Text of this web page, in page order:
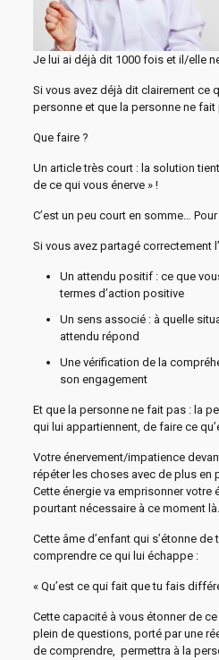
Je lui ai déjà dit 1000 fois et il/elle
Si vous avez déjà dit clairement ce
personne et que la personne ne fait
Que faire ?
Un article très court : la solution
de ce qui vous énerve » !
C’est un peu court en somme…
Si vous avez partagé correctement
Un attendu positif : ce que
termes d’action positive
Un sens associé : à quelle
attendu répond
Une vérification de la
son engagement
Et que la personne ne fait pas : la
qui lui appartiennent, de faire ce
Votre énervement/impatience
répéter les choses avec de plus en
Cette énergie va emprisonner votre
pourtant nécessaire à ce moment là.
Cette âme d’enfant qui s’étonne de
comprendre ce qui lui échappe :
« Qu’est ce qui fait que tu fais
Cette capacité à vous étonner de
plein de questions, porté par une
de comprendre, permettra à la